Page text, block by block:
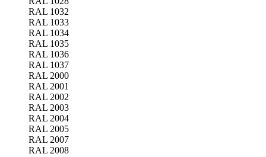
RAL 1032
RAL 1033
RAL 1034
RAL 1035
RAL 1036
RAL 1037
RAL 2000
RAL 2001
RAL 2002
RAL 2003
RAL 2004
RAL 2005
RAL 2007
RAL 2008